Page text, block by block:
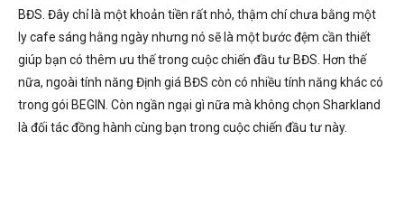
BĐS. Đây chỉ là một khoản tiền rất nhỏ, thậm chí chưa bằng một
ly cafe sáng hằng ngày nhưng nó sẽ là một bước đệm cần thiết
giúp bạn có thêm ưu thế trong cuộc chiến đầu tư BĐS. Hơn thế
nữa, ngoài tính năng Định giá BĐS còn có nhiều tính năng khác có
trong gói BEGIN. Còn ngần ngại gì nữa mà không chọn Sharkland
là đối tác đồng hành cùng bạn trong cuộc chiến đầu tư này.